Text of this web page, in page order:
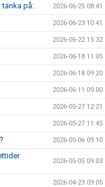
tänka på: 2026-06-25 08:41
2026-06-23 10:41
2026-06-22 15:32
2026-06-18 11:05
2026-06-18 09:20
2026-06-11 09:00
2026-05-27 12:21
2026-05-27 11:45
2026-05-06 09:10
2026-05-05 09:03
2026-04-23 09:05